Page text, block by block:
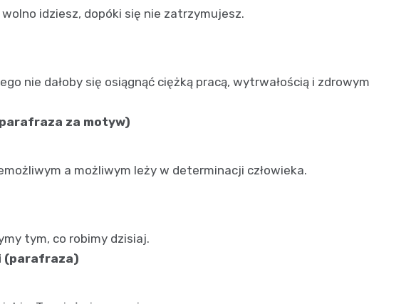
idziesz, dopóki się nie zatrzymujesz.
nie dałoby się osiągnąć ciężką pracą, wytrwałością i zdrowym
za motyw)
a możliwym leży w determinacji człowieka.
tym, co robimy dzisiaj.
(parafraza)